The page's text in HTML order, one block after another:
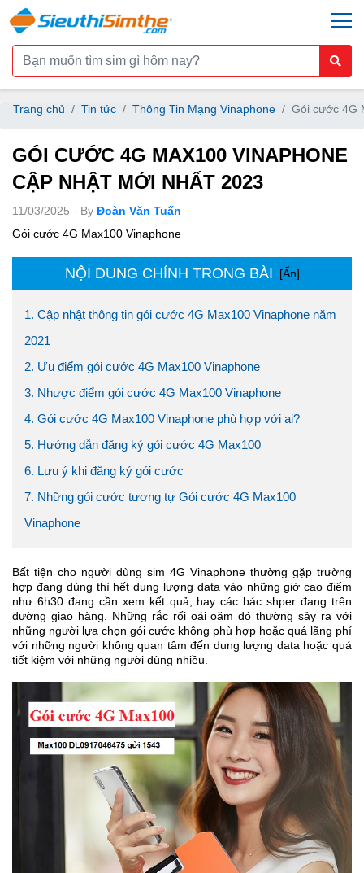
Trang chủ Tin tức Thông Tin Mạng Vinaphone Gói cước 4G
GÓI CƯỚC 4G MAX100 VINAPHONE
CẬP NHẬT MỚI NHẤT 2023
11/03/2025 - By Đoàn Văn Tuấn
Gói cước 4G Max100 Vinaphone
NỘI DUNG CHÍNH TRONG BÀI [Ẩn]
1. Cập nhật thông tin gói cước 4G Max100 Vinaphone năm
2021
2. Ưu điểm gói cước 4G Max100 Vinaphone
3. Nhược điểm gói cước 4G Max100 Vinaphone
4. Gói cước 4G Max100 Vinaphone phù hợp với ai?
5. Hướng dẫn đăng ký gói cước 4G Max100
6. Lưu ý khi đăng ký gói cước
7. Những gói cước tương tự Gói cước 4G Max100
Vinaphone
Bất tiện cho người dùng sim 4G Vinaphone thường gặp trường
hợp đang dùng thì hết dung lượng data vào những giờ cao điểm
như 6h30 đang cần xem kết quả, hay các bác shper đang trên
đường giao hàng. Những rắc rối oái oăm đó thường sảy ra với
những người lựa chọn gói cước không phù hợp hoặc quá lãng phí
với những người không quan tâm đến dung lượng data hoặc quá
tiết kiệm với những người dùng nhiều.